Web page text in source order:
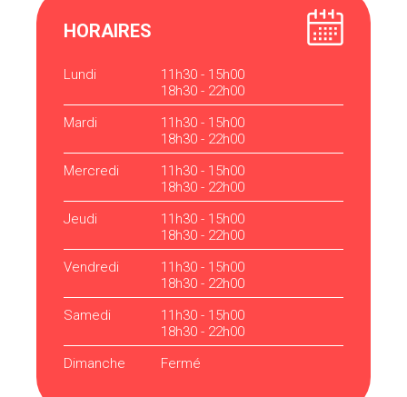
HORAIRES
Lundi
11h30 - 15h00
18h30 - 22h00
Mardi
11h30 - 15h00
18h30 - 22h00
Mercredi
11h30 - 15h00
18h30 - 22h00
Jeudi
11h30 - 15h00
18h30 - 22h00
Vendredi
11h30 - 15h00
18h30 - 22h00
Samedi
11h30 - 15h00
18h30 - 22h00
Dimanche
Fermé